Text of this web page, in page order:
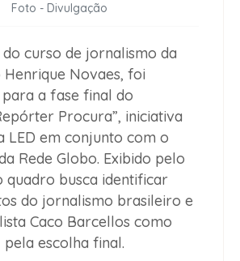
Foto - Divulgação
curso de jornalismo da
Henrique Novaes, foi
a fase final do
Procura”, iniciativa
LED em conjunto com o
Rede Globo. Exibido pelo
quadro busca identificar
do jornalismo brasileiro e
Caco Barcellos como
escolha final.